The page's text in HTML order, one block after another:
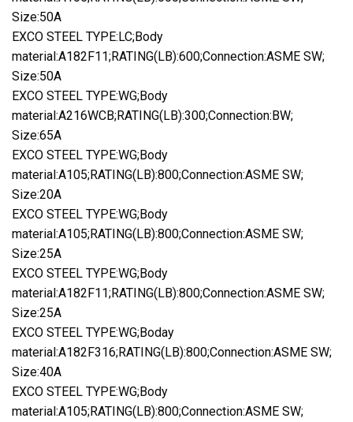
Size:50A
EXCO STEEL TYPE:LC;Body
material:A182F11;RATING(LB):600;Connection:ASME SW;
Size:50A
EXCO STEEL TYPE:WG;Body
material:A216WCB;RATING(LB):300;Connection:BW;
Size:65A
EXCO STEEL TYPE:WG;Body
material:A105;RATING(LB):800;Connection:ASME SW;
Size:20A
EXCO STEEL TYPE:WG;Body
material:A105;RATING(LB):800;Connection:ASME SW;
Size:25A
EXCO STEEL TYPE:WG;Body
material:A182F11;RATING(LB):800;Connection:ASME SW;
Size:25A
EXCO STEEL TYPE:WG;Boday
material:A182F316;RATING(LB):800;Connection:ASME SW;
Size:40A
EXCO STEEL TYPE:WG;Body
material:A105;RATING(LB):800;Connection:ASME SW;